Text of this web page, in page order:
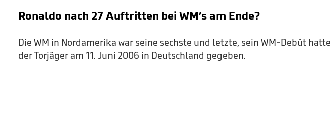
Ronaldo nach 27 Auftritten bei WM’s am Ende?
Die WM in Nordamerika war seine sechste und letzte, sein WM-Debüt hatte
der Torjäger am 11. Juni 2006 in Deutschland gegeben.